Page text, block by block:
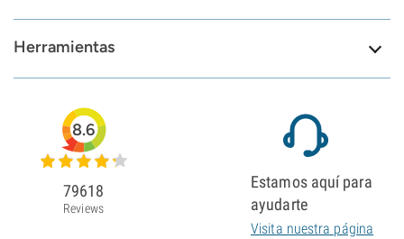
Herramientas
8.6
79618
Reviews
Estamos aquí para
ayudarte
Visita nuestra página